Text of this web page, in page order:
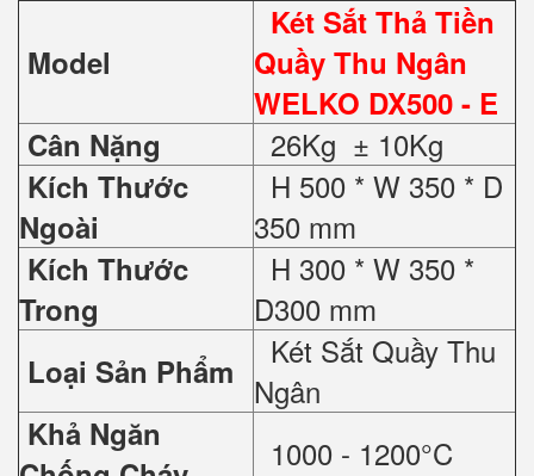
Model
Két Sắt Thả Tiền
Quầy Thu Ngân
WELKO DX500 - E
Cân Nặng
26Kg ± 10Kg
Kích Thước
Ngoài
H 500 * W 350 * D
350 mm
Kích Thước
Trong
H 300 * W 350 *
D300 mm
Loại Sản Phẩm
Két Sắt Quầy Thu
Ngân
Khả Ngăn
1000 - 1200°C